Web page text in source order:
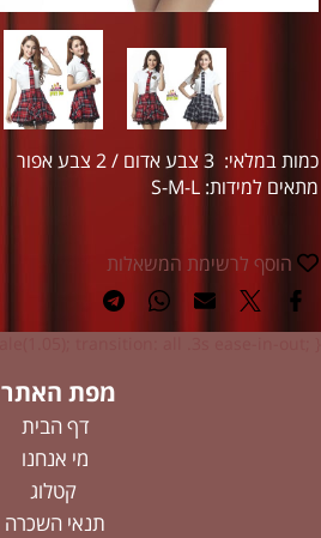
כמות במלאי:
מתאים למידות: S-M-L
הוסף לרשימת המשאלות
מפת האתר
דף הבית
מי אנחנו
קטלוג
תנאי השכרה